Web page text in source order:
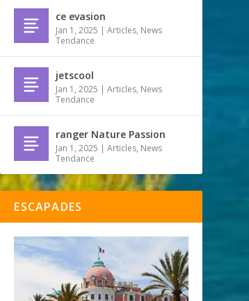
ce evasion
Jan 1, 2025 |Articles, News
Tendance
jetscool
Jan 1, 2025 |Articles, News
Tendance
ranger Nature Passion
Jan 1, 2025 |Articles, News
Tendance
ESCAPADES